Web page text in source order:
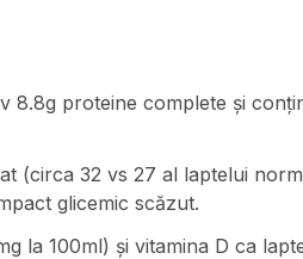
proteine complete și
(circa 32 vs 27 al laptelui
glicemic scăzut.
la 100ml) și vitamina D ca